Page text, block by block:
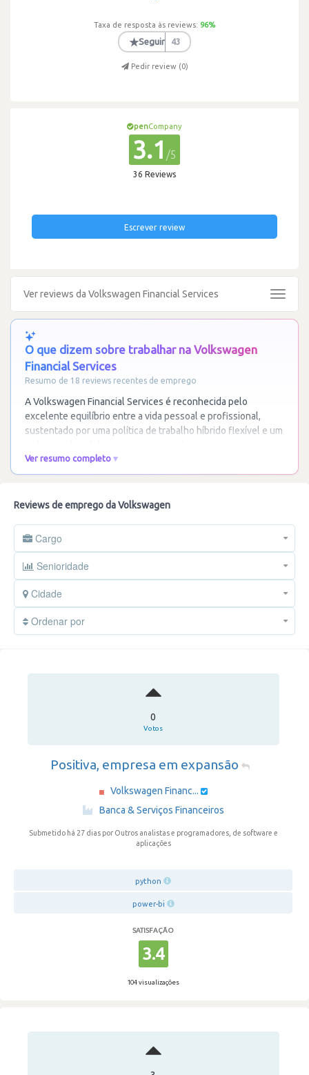
Taxa de resposta às reviews: 96%
★Seguir 43
Pedir review (0)
penCompany
3.1 /5
36 Reviews
Escrever review
Ver reviews da Volkswagen Financial Services
Toggle
O que dizem sobre trabalhar na Volkswagen
Financial Services
Resumo de 18 reviews recentes de emprego
A Volkswagen Financial Services é reconhecida pelo
excelente equilíbrio entre a vida pessoal e profissional,
sustentado por uma política de trabalho híbrido flexível e um
Ver resumo completo
Reviews de emprego da Volkswagen
Cargo
Senioridade
Cidade
Ordenar por
0
Votos
Positiva, empresa em expansão
Volkswagen Financ...
Banca & Serviços Financeiros
Submetido há 27 dias por Outros analistas e programadores, de software e
aplicações
python
power-bi
SATISFAÇÃO
3.4
104 visualizações